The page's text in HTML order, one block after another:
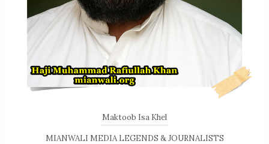
Maktoob Isa Khel
MIANWALI MEDIA LEGENDS & JOURNALISTS